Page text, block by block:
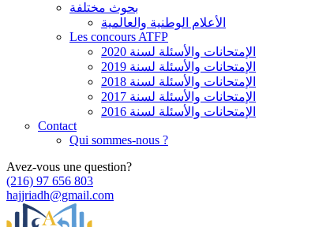
بحوث مختلفة
الأعلام الوطنية والعالمية
Les concours ATFP
الإمتحانات والأسئلة لسنة 2020
الإمتحانات والأسئلة لسنة 2019
الإمتحانات والأسئلة لسنة 2018
الإمتحانات والأسئلة لسنة 2017
الإمتحانات والأسئلة لسنة 2016
Contact
Qui sommes-nous ?
Avez-vous une question?
(216) 97 656 803
hajjriadh@gmail.com